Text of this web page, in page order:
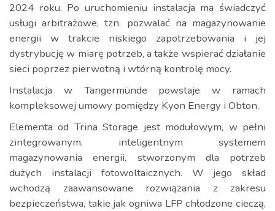
2024 roku. Po uruchomieniu instalacja ma świadczyć
usługi arbitrażowe, tzn. pozwalać na magazynowanie
energii w trakcie niskiego zapotrzebowania i jej
dystrybucję w miarę potrzeb, a także wspierać działanie
sieci poprzez pierwotną i wtórną kontrolę mocy.
Instalacja w Tangermünde powstaje w ramach
kompleksowej umowy pomiędzy Kyon Energy i Obton.
Elementa od Trina Storage jest modułowym, w pełni
zintegrowanym, inteligentnym systemem
magazynowania energii, stworzonym dla potrzeb
dużych instalacji fotowoltaicznych. W jego skład
wchodzą zaawansowane rozwiązania z zakresu
bezpieczeństwa, takie jak ogniwa LFP chłodzone cieczą,